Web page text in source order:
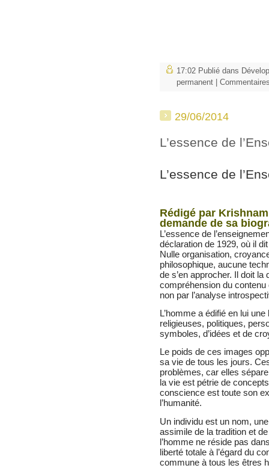
17:02 Publié dans
permanent
29/06/2014
L’essence de
L’essence de
Rédigé par
demande de sa
L’essence de
déclaration de 1929, où il
Nulle organisation,
philosophique, aucune
de s’en approcher. Il doit
compréhension du contenu
non par l’analyse
L’homme a édifié en lui
religieuses, politiques,
symboles, d’idées et de
Le poids de ces images
sa vie de tous les jours.
problèmes, car elles
la vie est pétrie de
conscience est toute son
l’humanité.
Un individu est un nom,
assimile de la tradition et
l’homme ne réside pas
liberté totale à l’égard du
commune à tous les êtres